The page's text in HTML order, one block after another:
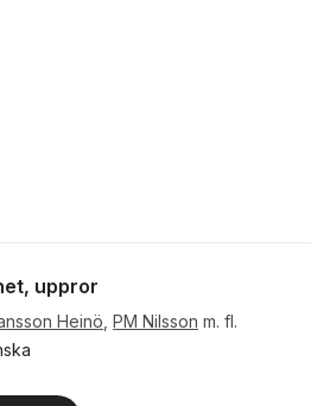
uppror
Heinö PM Nilsson m. fl.